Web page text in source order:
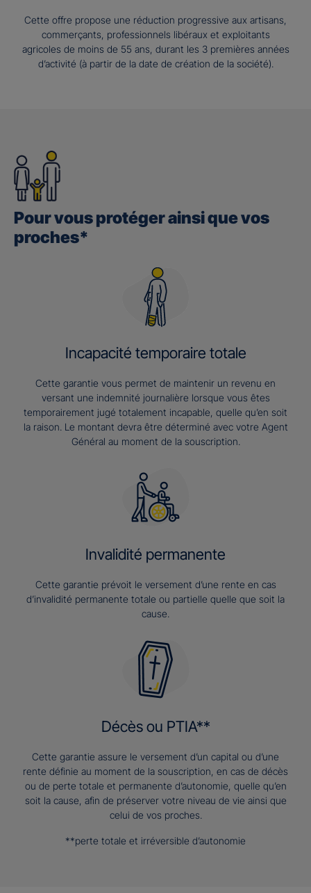
Cette offre propose une réduction progressive aux artisans,
commerçants, professionnels libéraux et exploitants
agricoles de moins de 55 ans, durant les 3 premières années
d’activité (à partir de la date de création de la société).
Pour vous protéger ainsi que vos
proches*
Incapacité temporaire totale
Cette garantie vous permet de maintenir un revenu en
versant une indemnité journalière lorsque vous êtes
temporairement jugé totalement incapable, quelle qu’en soit
la raison. Le montant devra être déterminé avec votre Agent
Général au moment de la souscription.
Invalidité permanente
Cette garantie prévoit le versement d’une rente en cas
d’invalidité permanente totale ou partielle quelle que soit la
cause.
Décès ou PTIA**
Cette garantie assure le versement d’un capital ou d’une
rente définie au moment de la souscription, en cas de décès
ou de perte totale et permanente d’autonomie, quelle qu’en
soit la cause, afin de préserver votre niveau de vie ainsi que
celui de vos proches.
**perte totale et irréversible d’autonomie